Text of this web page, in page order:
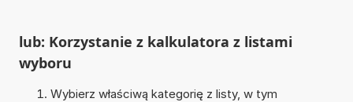
lub: Korzystanie z kalkulatora z listami
wyboru
Wybierz właściwą kategorię z listy, w tym